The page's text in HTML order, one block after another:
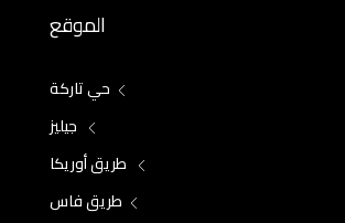
الموقع
حي تاركة
جيليز
طريق أوريكا
طريق فاس